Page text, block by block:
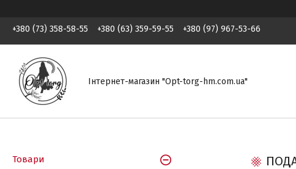
+380 (73) 358-58-55 +380 (63) 359-59-55 +380 (97) 967-53-66
Інтернет-магазин "Opt-torg-hm.com.ua"
Товари